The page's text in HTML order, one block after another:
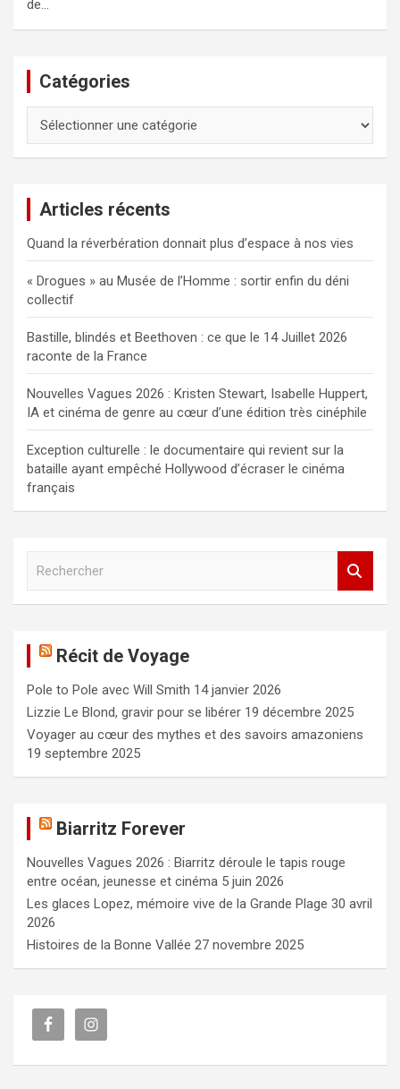
de…
Catégories
Articles récents
Quand la réverbération donnait plus d’espace à nos vies
« Drogues » au Musée de l’Homme : sortir enfin du déni
collectif
Bastille, blindés et Beethoven : ce que le 14 Juillet 2026
raconte de la France
Nouvelles Vagues 2026 : Kristen Stewart, Isabelle Huppert,
IA et cinéma de genre au cœur d’une édition très cinéphile
Exception culturelle : le documentaire qui revient sur la
bataille ayant empêché Hollywood d’écraser le cinéma
français
c
h
e
r
Récit de Voyage
Pole to Pole avec Will Smith 14 janvier 2026
Lizzie Le Blond, gravir pour se libérer 19 décembre 2025
Voyager au cœur des mythes et des savoirs amazoniens
19 septembre 2025
Biarritz Forever
Nouvelles Vagues 2026 : Biarritz déroule le tapis rouge
entre océan, jeunesse et cinéma 5 juin 2026
Les glaces Lopez, mémoire vive de la Grande Plage 30 avril
2026
Histoires de la Bonne Vallée 27 novembre 2025